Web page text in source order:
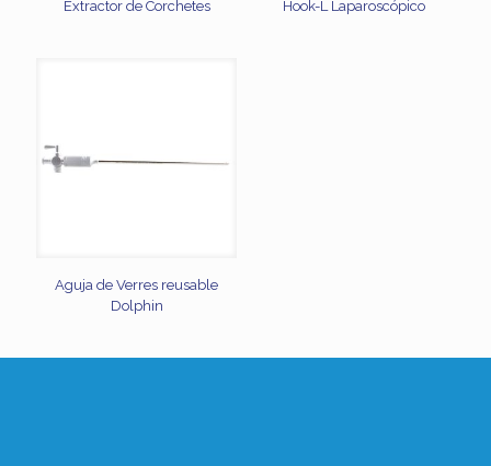
Extractor de Corchetes Hook-L Laparoscópico
Aguja de Verres reusable
Dolphin